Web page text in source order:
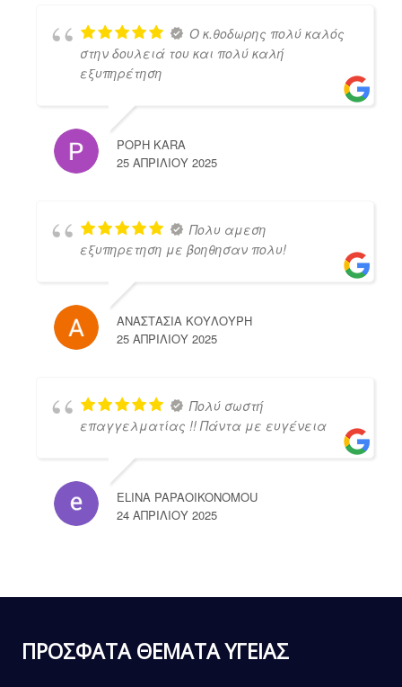
Ο κ.θοδωρης πολύ καλός
στην δουλειά του και πολύ καλή
εξυπηρέτηση
POPH KARA
25 ΑΠΡΙΛΊΟΥ 2025
Πολυ αμεση
εξυπηρετηση με βοηθησαν πολυ!
ΑΝΑΣΤΑΣΙΑ ΚΟΥΛΟΥΡΗ
25 ΑΠΡΙΛΊΟΥ 2025
Πολύ σωστή
επαγγελματίας !! Πάντα με ευγένεια
ELINA PAPAOIKONOMOU
24 ΑΠΡΙΛΊΟΥ 2025
ΠΡΟΣΦΑΤΑ ΘΕΜΑΤΑ ΥΓΕΙΑΣ